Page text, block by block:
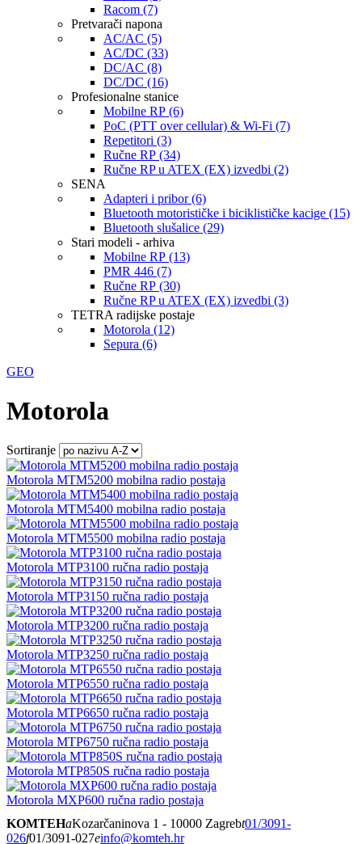
Racom (7)
Pretvarači napona
AC/AC (5)
AC/DC (33)
DC/AC (8)
DC/DC (16)
Profesionalne stanice
Mobilne RP (6)
PoC (PTT over cellular) & Wi-Fi (7)
Repetitori (3)
Ručne RP (34)
Ručne RP u ATEX (EX) izvedbi (2)
SENA
Adapteri i pribor (6)
Bluetooth motorističke i biciklističke kacige (15)
Bluetooth slušalice (29)
Stari modeli - arhiva
Mobilne RP (13)
PMR 446 (7)
Ručne RP (30)
Ručne RP u ATEX (EX) izvedbi (3)
TETRA radijske postaje
Motorola (12)
Sepura (6)
GEO
Motorola
Sortiranje
Motorola MTM5200 mobilna radio postaja
Motorola MTM5400 mobilna radio postaja
Motorola MTM5500 mobilna radio postaja
Motorola MTP3100 ručna radio postaja
Motorola MTP3150 ručna radio postaja
Motorola MTP3200 ručna radio postaja
Motorola MTP3250 ručna radio postaja
Motorola MTP6550 ručna radio postaja
Motorola MTP6650 ručna radio postaja
Motorola MTP6750 ručna radio postaja
Motorola MTP850S ručna radio postaja
Motorola MXP600 ručna radio postaja
KOMTEHaKozarčaninova 1 - 10000 Zagrebt01/3091-
026f01/3091-027einfo@komteh.hr